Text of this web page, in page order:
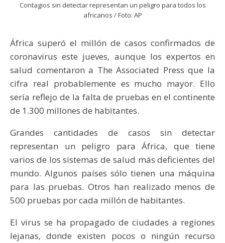
Contagios sin detectar representan un peligro para todos los
africanos / Foto: AP
África superó el millón de casos confirmados de
coronavirus este jueves, aunque los expertos en
salud comentaron a The Associated Press que la
cifra real probablemente es mucho mayor. Ello
sería reflejo de la falta de pruebas en el continente
de 1.300 millones de habitantes.
Grandes cantidades de casos sin detectar
representan un peligro para África, que tiene
varios de los sistemas de salud más deficientes del
mundo. Algunos países sólo tienen una máquina
para las pruebas. Otros han realizado menos de
500 pruebas por cada millón de habitantes.
El virus se ha propagado de ciudades a regiones
lejanas, donde existen pocos o ningún recurso